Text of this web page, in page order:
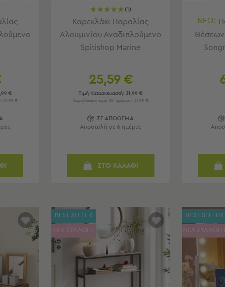
€
31,99 €
(1)
Καρεκλάκι Παραλίας
Αλουμινίου Αναδιπλούμενο
Spitishop Marine
25,59 €
Τιμή Κατασκευαστή: 31,99 €
Χαμηλότερη τιμή 30 ημερών: 31,99 €
ΣΕ ΑΠΟΘΕΜΑ
Αποστολή σε 6 ημέρες
ΣΤΟ ΚΑΛΑΘΙ
ΝΕΟ!
Θέσεων
BEST SELLER
ΝΕΑ ΣΥΛΛΟΓΗ
BEST SELLER
ΝΕΑ ΣΥΛΛΟΓΗ